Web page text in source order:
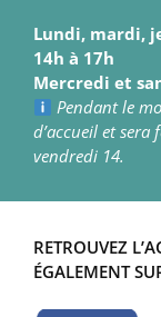
Lundi, mardi,
14h à 17h
Mercredi et
Pendant le
d’accueil et sera
vendredi 14.
RETROUVEZ
ÉGALEMENT